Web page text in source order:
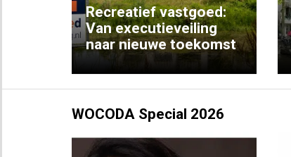
Recreatief vastgoed:
Van executieveiling
naar nieuwe toekomst
WOCODA Special 2026